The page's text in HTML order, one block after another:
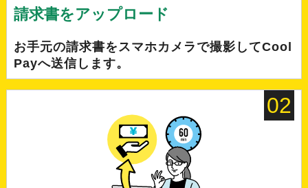
請求書をアップロード
お手元の請求書をスマホカメラで撮影してCool
Payへ送信します。
02